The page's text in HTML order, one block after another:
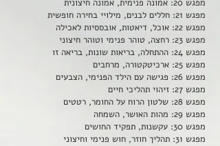
מפגש 20: אמונה פנימית, אמונה חיצונית
מפגש 21: חללים לבנים, מילויי בחירה חופשית
מפגש 22: אוכל, דיאטות, אובססיות לאכילה
מפגש 23: רחצה, טוהר פנימי וטוהר חיצוני
מפגש 24: ההתחלה, בריאות שונות, בריאה זו
מפגש 25: ארכיטקטורה, מרחבים
מפגש 26: פגישה עם הילד הפנימי, הצבעים
מפגש 27: זיהוי תהליכי חיים
מפגש 28: שלטון הרוח על החומר, רטטים
מפגש 29: מהות האושר, השמחה
מפגש 30: עקשנות, תפקיד החושים
מפגש 31: תהליך חוזר, חוש פנימי וחיצוני